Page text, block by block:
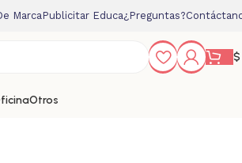
MarcaPublicitar Educa¿Preguntas?
$
Otros